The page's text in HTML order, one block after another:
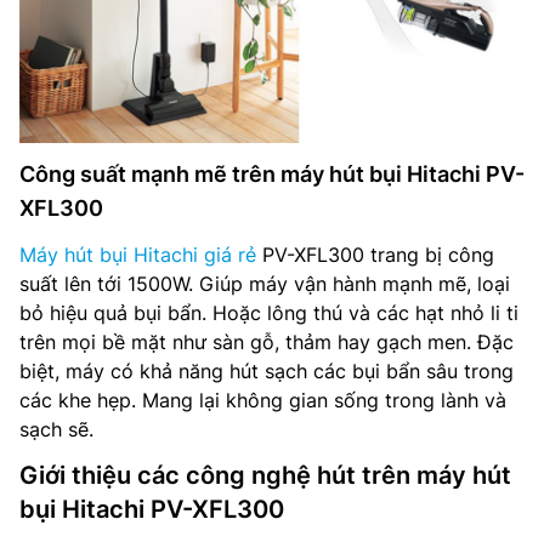
Công suất mạnh mẽ trên máy hút bụi Hitachi PV-
XFL300
Máy hút bụi Hitachi giá rẻ PV-XFL300 trang bị công
suất lên tới 1500W. Giúp máy vận hành mạnh mẽ, loại
bỏ hiệu quả bụi bẩn. Hoặc lông thú và các hạt nhỏ li ti
trên mọi bề mặt như sàn gỗ, thảm hay gạch men. Đặc
biệt, máy có khả năng hút sạch các bụi bẩn sâu trong
các khe hẹp. Mang lại không gian sống trong lành và
sạch sẽ.
Giới thiệu các công nghệ hút trên máy hút
bụi Hitachi PV-XFL300